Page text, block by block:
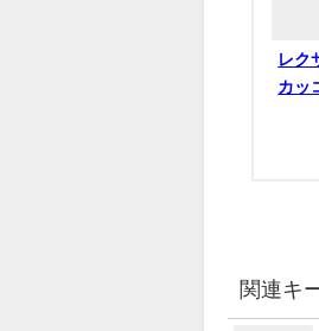
レク
カッ
関連キ